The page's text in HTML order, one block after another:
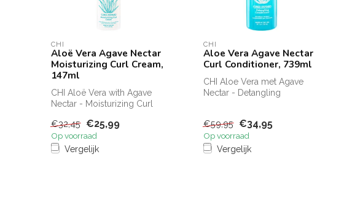
CHI
Aloë Vera Agave Nectar
Moisturizing Curl Cream,
147ml
CHI Aloë Vera with Agave
Nectar - Moisturizing Curl
verzwarende ...
€32,45 €25,99
Op voorraad
Vergelijk
CHI
Aloe Vera Agave Nectar
Curl Conditioner, 739ml
CHI Aloe Vera met Agave
Nectar - Detangling
€59,95 €34,95
Op voorraad
Vergelijk